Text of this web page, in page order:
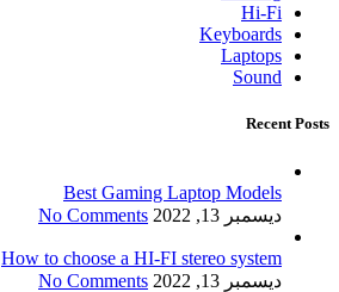
Hi-Fi
Keyboards
Laptops
Sound
Recent Posts
Best Gaming Laptop Models
ديسمبر 13, 2022
No Comments
How to choose a HI-FI stereo system
ديسمبر 13, 2022
No Comments